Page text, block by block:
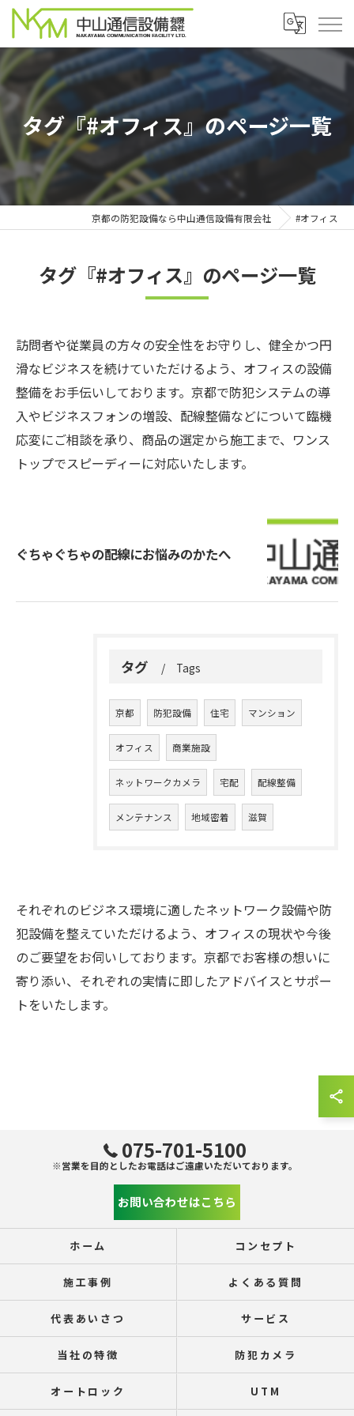
タグ『#オフィス』のページ一覧
京都の防犯設備なら中山通信設備有限会社 #オフィス
タグ『#オフィス』のページ一覧
訪問者や従業員の方々の安全性をお守りし、健全かつ円
滑なビジネスを続けていただけるよう、オフィスの設備
整備をお手伝いしております。京都で防犯システムの導
入やビジネスフォンの増設、配線整備などについて臨機
応変にご相談を承り、商品の選定から施工まで、ワンス
トップでスピーディーに対応いたします。
ぐちゃぐちゃの配線にお悩みのかたへ
タグ Tags
京都 防犯設備 住宅 マンション
オフィス 商業施設
ネットワークカメラ 宅配 配線整備
メンテナンス 地域密着 滋賀
それぞれのビジネス環境に適したネットワーク設備や防
犯設備を整えていただけるよう、オフィスの現状や今後
のご要望をお伺いしております。京都でお客様の想いに
寄り添い、それぞれの実情に即したアドバイスとサポー
トをいたします。
075-701-5100
※営業を目的としたお電話はご遠慮いただいております。
お問い合わせはこちら
ホーム コンセプト
施工事例 よくある質問
代表あいさつ サービス
当社の特徴 防犯カメラ
オートロック UTM